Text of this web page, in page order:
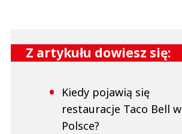
Z artykułu dowiesz się:
Kiedy pojawią się
restauracje Taco Bell w
Polsce?